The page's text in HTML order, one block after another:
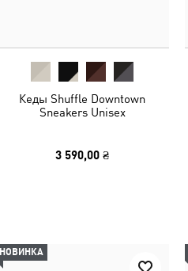
Кеды Shuffle Downtown
Sneakers Unisex
3 590,00 ₴
НОВИНКА